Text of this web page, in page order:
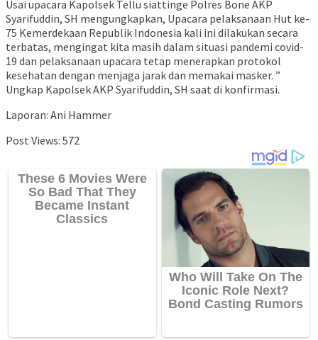
Usai upacara Kapolsek Tellu siattinge Polres Bone AKP
Syarifuddin, SH mengungkapkan, Upacara pelaksanaan Hut ke-
75 Kemerdekaan Republik Indonesia kali ini dilakukan secara
terbatas, mengingat kita masih dalam situasi pandemi covid-
19 dan pelaksanaan upacara tetap menerapkan protokol
kesehatan dengan menjaga jarak dan memakai masker. ”
Ungkap Kapolsek AKP Syarifuddin, SH saat di konfirmasi.
Laporan: Ani Hammer
Post Views: 572